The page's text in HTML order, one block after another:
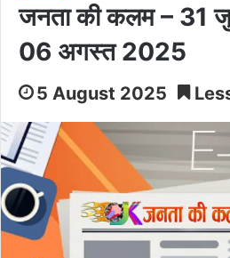
जनता की कलम – 31
06 अगस्त 2025
5 August 2025